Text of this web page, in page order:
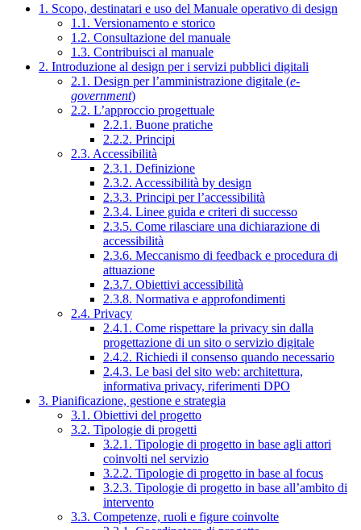
1. Scopo, destinatari e uso del Manuale operativo di design
1.1. Versionamento e storico
1.2. Consultazione del manuale
1.3. Contribuisci al manuale
2. Introduzione al design per i servizi pubblici digitali
2.1. Design per l’amministrazione digitale (e-
government)
2.2. L’approccio progettuale
2.2.1. Buone pratiche
2.2.2. Principi
2.3. Accessibilità
2.3.1. Definizione
2.3.2. Accessibilità by design
2.3.3. Principi per l’accessibilità
2.3.4. Linee guida e criteri di successo
2.3.5. Come rilasciare una dichiarazione di
accessibilità
2.3.6. Meccanismo di feedback e procedura di
attuazione
2.3.7. Obiettivi accessibilità
2.3.8. Normativa e approfondimenti
2.4. Privacy
2.4.1. Come rispettare la privacy sin dalla
progettazione di un sito o servizio digitale
2.4.2. Richiedi il consenso quando necessario
2.4.3. Le basi del sito web: architettura,
informativa privacy, riferimenti DPO
3. Pianificazione, gestione e strategia
3.1. Obiettivi del progetto
3.2. Tipologie di progetti
3.2.1. Tipologie di progetto in base agli attori
coinvolti nel servizio
3.2.2. Tipologie di progetto in base al focus
3.2.3. Tipologie di progetto in base all’ambito di
intervento
3.3. Competenze, ruoli e figure coinvolte